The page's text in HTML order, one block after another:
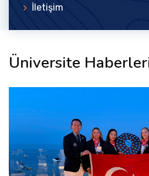
İletişim
Üniversite